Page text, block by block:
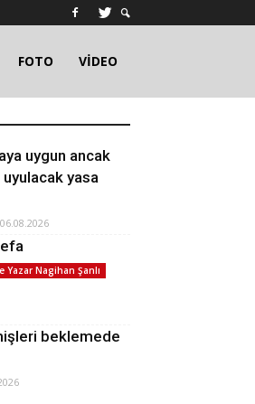
FOTO VİDEO
uygun ancak
yasa
06.08.2026
Yazar Nagihan Şanlı
beklemede